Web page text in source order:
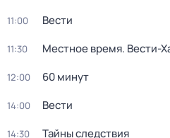
11:00 Вести
11:30 Местное время. Вести-
12:00 60 минут
14:00 Вести
14:30 Тайны следствия